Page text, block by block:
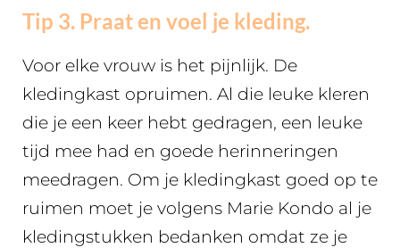
Tip 3. Praat en voel je kleding.
Voor elke vrouw is het pijnlijk. De
kledingkast opruimen. Al die leuke kleren
die je een keer hebt gedragen, een leuke
tijd mee had en goede herinneringen
meedragen. Om je kledingkast goed op te
ruimen moet je volgens Marie Kondo al je
kledingstukken bedanken omdat ze je